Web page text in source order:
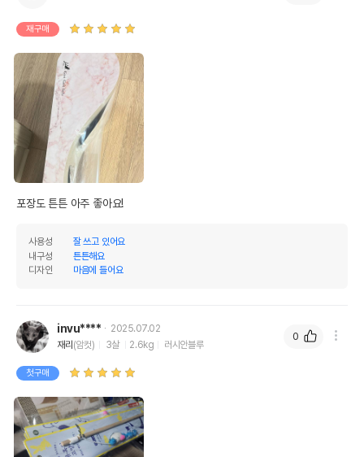
재구매
포장도 튼튼 아주 좋아요!
사용성
잘 쓰고 있어요
내구성
튼튼해요
디자인
마음에 들어요
invu****
2025.07.02
재리(암컷) 3살 2.6kg 러시안블루
첫구매
0